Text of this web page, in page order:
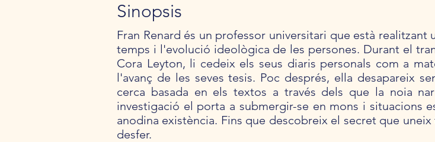
Sinopsis
Fran Renard és un professor universitari que està
temps i l'evolució ideològica de les persones. Durant el
Cora Leyton, li cedeix els seus diaris personals com a
l'avanç de les seves tesis. Poc després, ella desapareix
cerca basada en els textos a través dels que la noia
investigació el porta a submergir-se en mons i situacions
anodina existència. Fins que descobreix el secret que
desfer.